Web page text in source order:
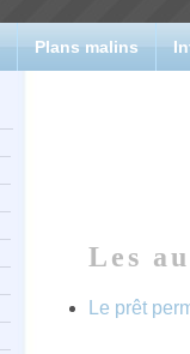
Plans malins
Les
Le prêt